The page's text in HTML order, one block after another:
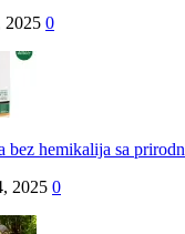
2025 0
bez hemikalija sa
2025 0